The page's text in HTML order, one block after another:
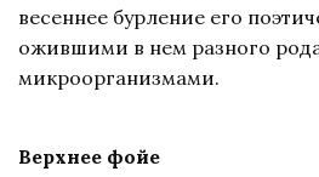
весеннее бурление его
ожившими в нем разного
микроорганизмами.
Верхнее фойе